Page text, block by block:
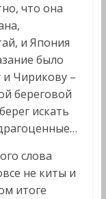
что она
и Япония
было
и Чирикову –
береговой
искать
слова
не киты и
итоге